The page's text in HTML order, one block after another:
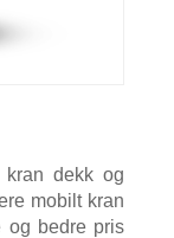
kran dekk og
mobilt kran
og bedre pris